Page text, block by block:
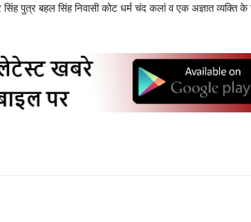
पुत्र बहल सिंह निवासी कोट धर्म चंद कलां व एक अज्ञात व्यक्ति